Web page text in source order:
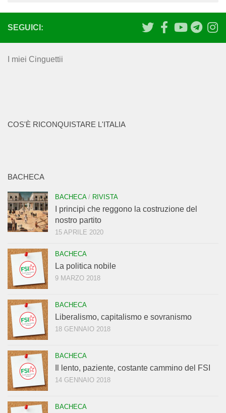
SEGUICI:
I miei Cinguettii
COS'È RICONQUISTARE L'ITALIA
BACHECA
BACHECA/ RIVISTA
I principi che reggono la costruzione del
nostro partito
15 APRILE 2020
BACHECA
La politica nobile
9 MARZO 2018
BACHECA
Liberalismo, capitalismo e sovranismo
18 GENNAIO 2018
BACHECA
Il lento, paziente, costante cammino del FSI
14 GENNAIO 2018
BACHECA